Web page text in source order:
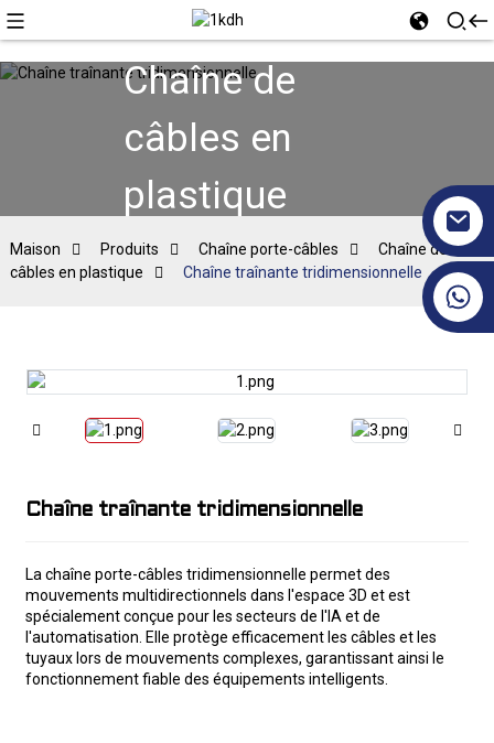
Chaîne de
câbles en
plastique
Maison Produits Chaîne porte-câbles
Chaîne de
câbles en plastique
Chaîne traînante tridimensionnelle
Chaîne traînante tridimensionnelle
La chaîne porte-câbles tridimensionnelle permet des
mouvements multidirectionnels dans l'espace 3D et est
spécialement conçue pour les secteurs de l'IA et de
l'automatisation. Elle protège efficacement les câbles et les
tuyaux lors de mouvements complexes, garantissant ainsi le
fonctionnement fiable des équipements intelligents.